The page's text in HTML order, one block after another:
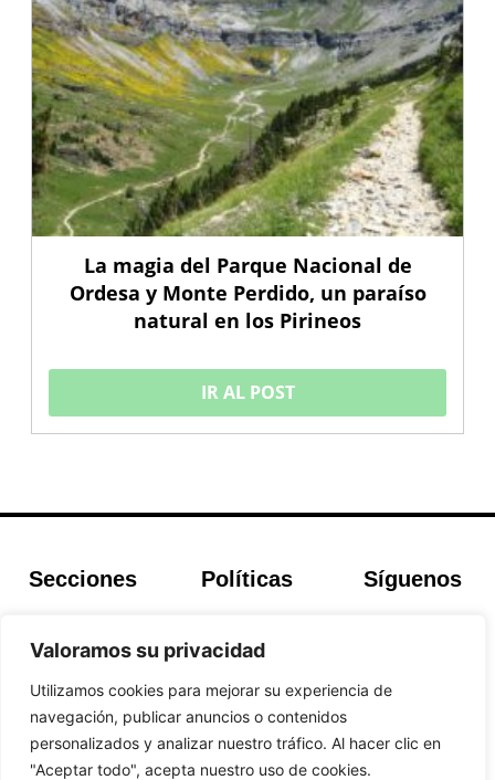
Valoramos su privacidad
Utilizamos cookies para mejorar su experiencia de
navegación, publicar anuncios o contenidos
personalizados y analizar nuestro tráfico. Al hacer clic en
"Aceptar todo", acepta nuestro uso de cookies.
La magia del Parque Nacional de
Ordesa y Monte Perdido, un paraíso
natural en los Pirineos
IR AL POST
Secciones
Buscador de
Guías de Viajes
Políticas
cookies
Política de
Privacidad
Síguenos